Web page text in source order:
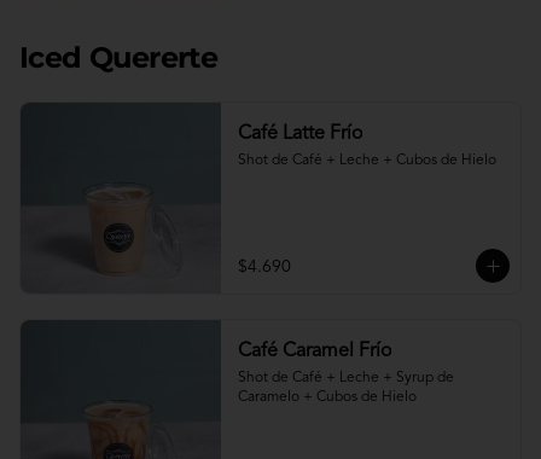
Iced Quererte
Café Latte Frío
Shot de Café + Leche + Cubos de Hielo
$4.690
Café Caramel Frío
Shot de Café + Leche + Syrup de
Caramelo + Cubos de Hielo